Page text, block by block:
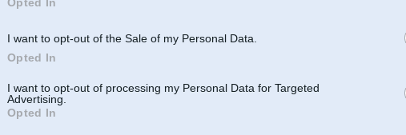
I want to opt-out of the Sale of my Personal Data.
Opted In
I want to opt-out of processing my Personal Data for Targeted
Advertising.
Opted In
Atbilstoši LV pirktspējai.